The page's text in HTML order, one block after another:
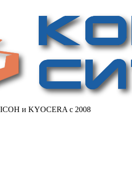
и KYOCERA с 2008